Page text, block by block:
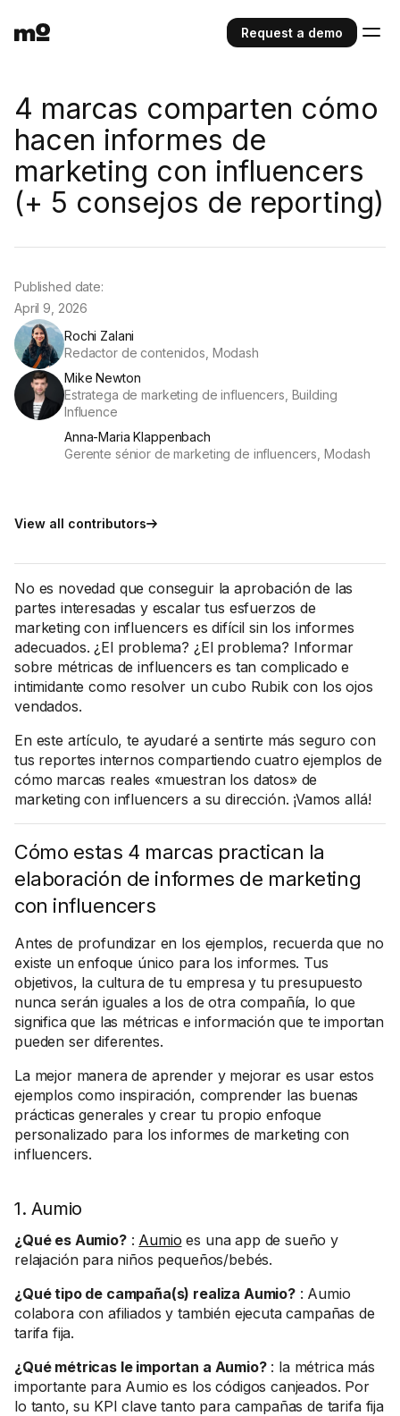
Request a demo
4 marcas comparten cómo
hacen informes de
marketing con influencers
(+ 5 consejos de reporting)
Rochi Zalani
Redactor de contenidos, Modash
Mike Newton
Estratega de marketing de influencers, Building
Influence
Anna-Maria Klappenbach
Gerente sénior de marketing de influencers, Modash
View all contributors
Published date:
April 9, 2026
No es novedad que conseguir la aprobación de las
partes interesadas y escalar tus esfuerzos de
marketing con influencers es difícil sin los informes
adecuados. ¿El problema? ¿El problema? Informar
sobre métricas de influencers es tan complicado e
intimidante como resolver un cubo Rubik con los ojos
vendados.
En este artículo, te ayudaré a sentirte más seguro con
tus reportes internos compartiendo cuatro ejemplos de
cómo marcas reales «muestran los datos» de
marketing con influencers a su dirección. ¡Vamos allá!
Cómo estas 4 marcas practican la
elaboración de informes de marketing
con influencers
Antes de profundizar en los ejemplos, recuerda que no
existe un enfoque único para los informes. Tus
objetivos, la cultura de tu empresa y tu presupuesto
nunca serán iguales a los de otra compañía, lo que
significa que las métricas e información que te importan
pueden ser diferentes.
La mejor manera de aprender y mejorar es usar estos
ejemplos como inspiración, comprender las buenas
prácticas generales y crear tu propio enfoque
personalizado para los informes de marketing con
influencers.
1. Aumio
¿Qué es Aumio?: Aumio es una app de sueño y
relajación para niños pequeños/bebés.
¿Qué tipo de campaña(s) realiza Aumio?: Aumio
colabora con afiliados y también ejecuta campañas de
tarifa fija.
¿Qué métricas le importan a Aumio?: la métrica más
importante para Aumio es los códigos canjeados. Por
lo tanto, su KPI clave tanto para campañas de tarifa fija